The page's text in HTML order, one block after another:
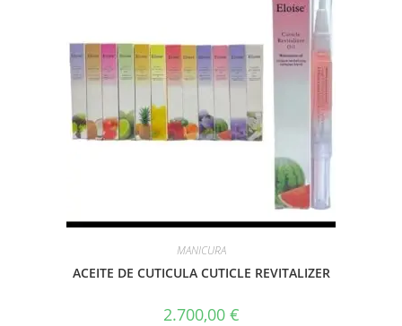
MANICURA
ACEITE DE CUTICULA CUTICLE REVITALIZER
2.700,00 €